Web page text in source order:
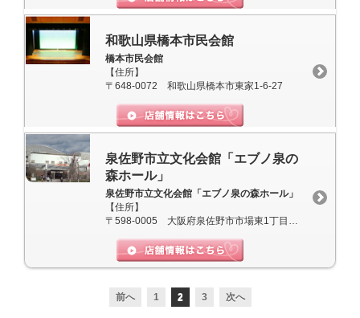
和歌山県橋本市民会館
橋本市民会館
【住所】
〒648-0072 和歌山県橋本市東家1-6-27
泉佐野市立文化会館「エブノ泉の
森ホール」
泉佐野市立文化会館「エブノ泉の森ホール」
【住所】
〒598-0005 大阪府泉佐野市市場東1丁目295-1
前へ 1 2 3 次へ